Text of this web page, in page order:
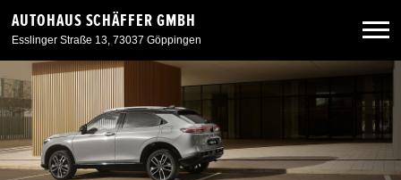
AUTOHAUS SCHÄFFER GMBH
Esslinger Straße 13, 73037 Göppingen
Neuwagen
Gebrauchtwagen